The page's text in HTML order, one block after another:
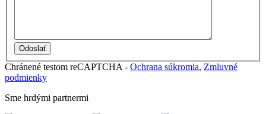
Chránené testom reCAPTCHA - Ochrana súkromia, Zmluvné
podmienky
Sme hrdými partnermi